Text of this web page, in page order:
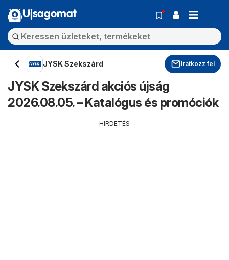
Ujsagomat
JYSK Szekszárd Iratkozz fel
JYSK Szekszárd akciós újság
2026.08.05. – Katalógus és promóciók
HIRDETÉS